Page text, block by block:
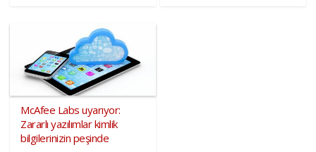
McAfee Labs uyarıyor:
Zararlı yazılımlar kimlik
bilgilerinizin peşinde